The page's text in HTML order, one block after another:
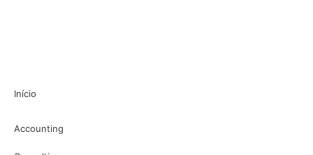
Início
Accounting